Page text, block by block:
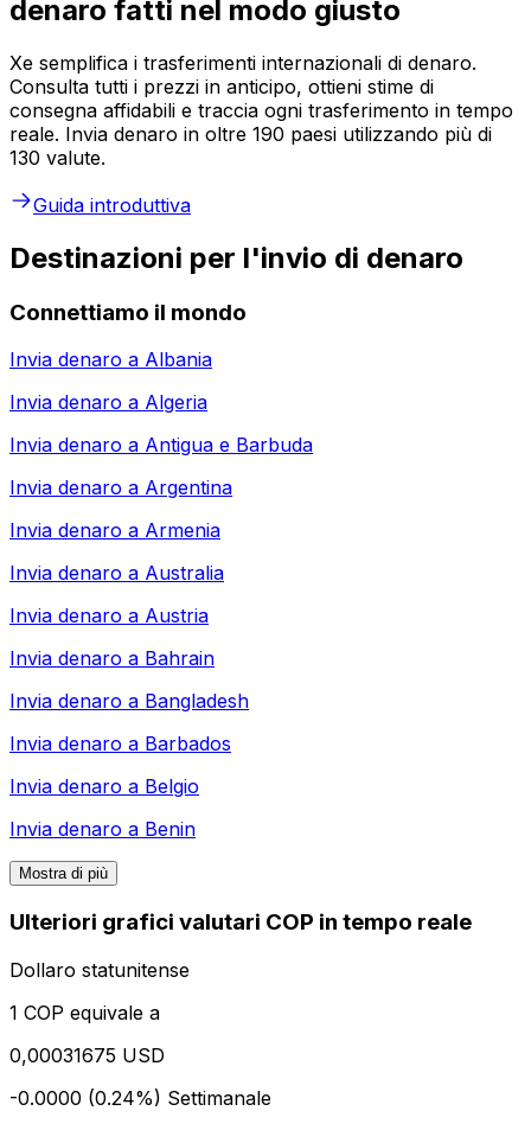
denaro fatti nel modo giusto
Xe semplifica i trasferimenti internazionali di denaro.
Consulta tutti i prezzi in anticipo, ottieni stime di
consegna affidabili e traccia ogni trasferimento in tempo
reale. Invia denaro in oltre 190 paesi utilizzando più di
130 valute.
Guida introduttiva
Destinazioni per l'invio di denaro
Connettiamo il mondo
Invia denaro a Albania
Invia denaro a Algeria
Invia denaro a Antigua e Barbuda
Invia denaro a Argentina
Invia denaro a Armenia
Invia denaro a Australia
Invia denaro a Austria
Invia denaro a Bahrain
Invia denaro a Bangladesh
Invia denaro a Barbados
Invia denaro a Belgio
Invia denaro a Benin
Mostra di più
Ulteriori grafici valutari COP in tempo reale
Dollaro statunitense
1 COP equivale a
0,00031675 USD
-0.0000 (0.24%) Settimanale